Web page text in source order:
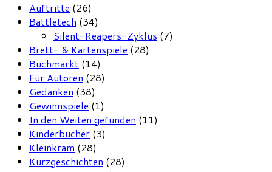
Auftritte (26)
Battletech (34)
Silent-Reapers-Zyklus (7)
Brett- & Kartenspiele (28)
Buchmarkt (14)
Für Autoren (28)
Gedanken (38)
Gewinnspiele (1)
In den Weiten gefunden (11)
Kinderbücher (3)
Kleinkram (28)
Kurzgeschichten (28)